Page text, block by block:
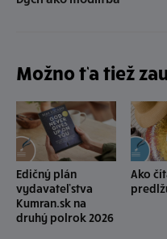
Možno ťa tiež
Edičný plán
vydavateľstva
Kumran.sk na
druhý polrok 2026
Ako